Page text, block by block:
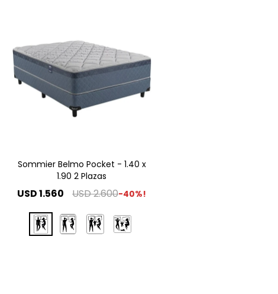
Sommier Belmo Pocket - 1.40 x
1.90 2 Plazas
USD1.560 USD2.600 40